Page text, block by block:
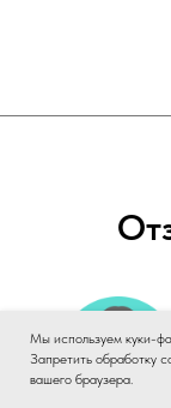
Мы используем куки-
Запретить обработку
вашего браузера.